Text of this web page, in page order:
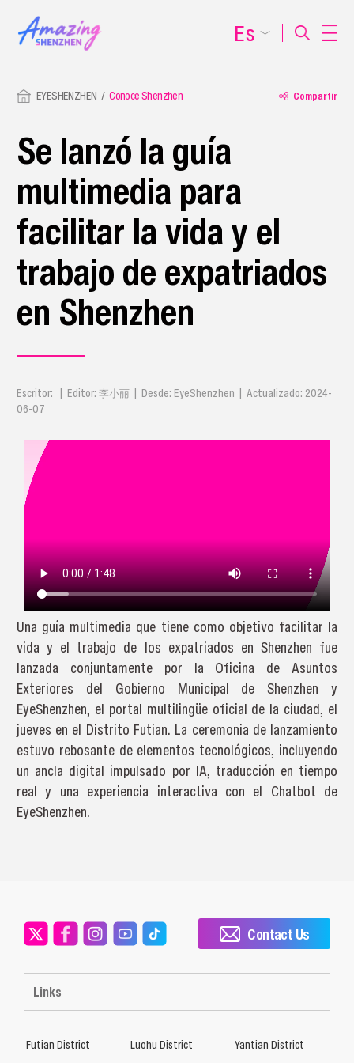
EYESHENZHEN Conoce Shenzhen Compartir
Se lanzó la guía
multimedia para
facilitar la vida y el
trabajo de expatriados
en Shenzhen
Escritor: | Editor: 李小丽 | Desde: EyeShenzhen | Actualizado: 2024-
06-07
Una guía multimedia que tiene como objetivo facilitar la
vida y el trabajo de los expatriados en Shenzhen fue
lanzada conjuntamente por la Oficina de Asuntos
Exteriores del Gobierno Municipal de Shenzhen y
EyeShenzhen, el portal multilingüe oficial de la ciudad, el
jueves en el Distrito Futian. La ceremonia de lanzamiento
estuvo rebosante de elementos tecnológicos, incluyendo
un ancla digital impulsado por IA, traducción en tiempo
real y una experiencia interactiva con el Chatbot de
EyeShenzhen.
Es
Links
Contact Us
Futian District Luohu District Yantian District